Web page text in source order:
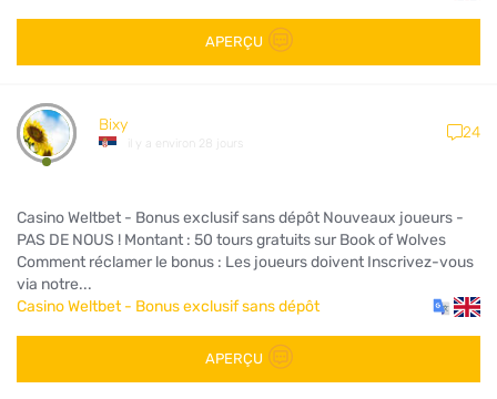
APERÇU
Bixy
il y a environ 28 jours
24
Casino Weltbet - Bonus exclusif sans dépôt Nouveaux joueurs -
PAS DE NOUS ! Montant : 50 tours gratuits sur Book of Wolves
Comment réclamer le bonus : Les joueurs doivent Inscrivez-vous
via notre...
Casino Weltbet - Bonus exclusif sans dépôt
APERÇU